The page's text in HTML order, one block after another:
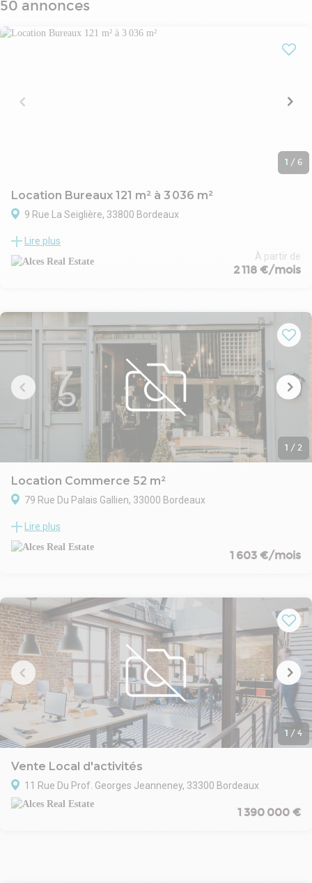
50 annonces
1 / 6
Location Bureaux 121 m² à 3 036 m²
9 Rue La Seiglière, 33800 Bordeaux
ESTATE vous propose dans un ensemble neuf différentes
surfaces de bureaux offrant toutes les prestations attendues.
Les + : parkings, locaux vélos, certification, Immeuble Neuf....
Lire plus
À partir de
2 118 €/mois
1 / 2
Location Commerce 52 m²
79 Rue Du Palais Gallien, 33000 Bordeaux
propose à la location un local commercial de 52 m2 en très bon
état.
Lire plus
1 603 €/mois
1 / 4
Vente Local d'activités
11 Rue Du Prof. Georges Jeanneney, 33300 Bordeaux
1 390 000 €